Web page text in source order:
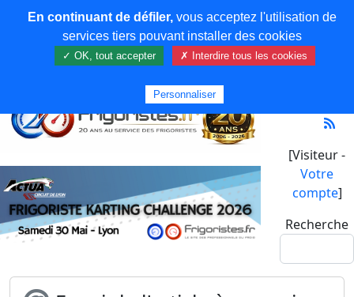
[Visiteur -
Votre
compte]
Recherche
En continuant de défiler,vous acceptez l'utilisation de
services tiers pouvant installer des cookies
✓ OK, tout accepter ✗ Interdire tous les cookies
Personnaliser